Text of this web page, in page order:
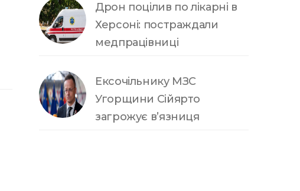
Дрон поцілив по лікарні в
Херсоні: постраждали
медпрацівниці
Ексочільнику МЗС
Угорщини Сійярто
загрожує в’язниця